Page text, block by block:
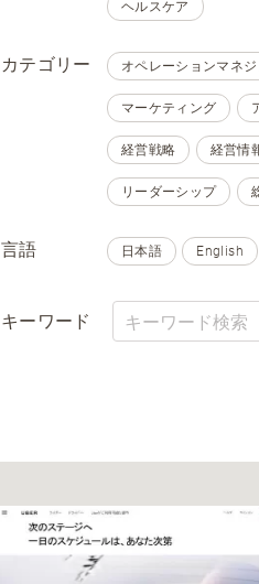
ヘルスケア
カテゴリー オペレーションマネジ
マーケティング
経営戦略 経営情
リーダーシップ
言語 日本語 English
キーワード